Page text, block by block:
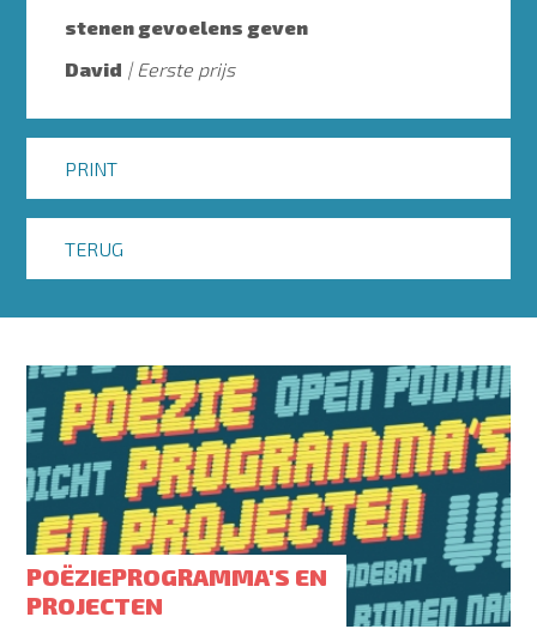
stenen gevoelens geven
David
Eerste prijs
PRINT
TERUG
POËZIEPROGRAMMA'S EN
PROJECTEN